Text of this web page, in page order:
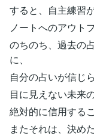
すると、自主練習
ノートへのアウト
のちのち、過去の
に、
自分の占いが信じ
目に見えない未来
絶対的に信用する
またそれは、決め